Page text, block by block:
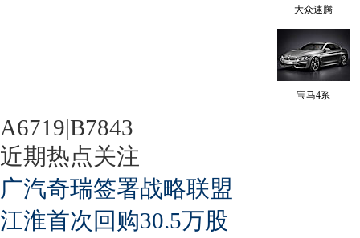
大众速腾
宝马4系
A6719|B7843
近期热点关注
广汽奇瑞签署战略联盟
江淮首次回购30.5万股